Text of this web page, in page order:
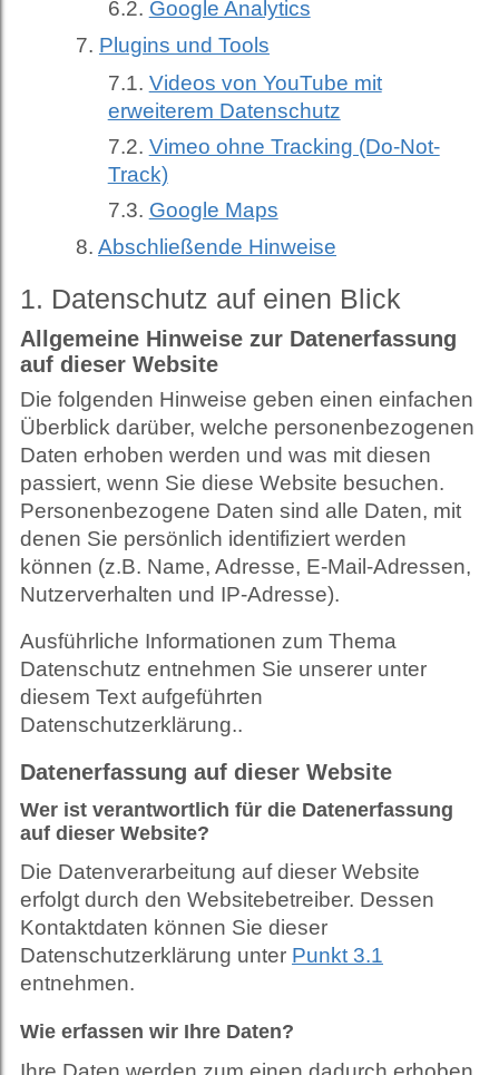
Google Analytics
Plugins und Tools
Videos von YouTube mit
erweiterem Datenschutz
Vimeo ohne Tracking (Do-Not-
Track)
Google Maps
Abschließende Hinweise
1. Datenschutz auf einen Blick
Allgemeine Hinweise zur Datenerfassung
auf dieser Website
Die folgenden Hinweise geben einen einfachen
Überblick darüber, welche personenbezogenen
Daten erhoben werden und was mit diesen
passiert, wenn Sie diese Website besuchen.
Personenbezogene Daten sind alle Daten, mit
denen Sie persönlich identifiziert werden
können (z.B. Name, Adresse, E-Mail-Adressen,
Nutzerverhalten und IP-Adresse).
Ausführliche Informationen zum Thema
Datenschutz entnehmen Sie unserer unter
diesem Text aufgeführten
Datenschutzerklärung..
Datenerfassung auf dieser Website
Wer ist verantwortlich für die Datenerfassung
auf dieser Website?
Die Datenverarbeitung auf dieser Website
erfolgt durch den Websitebetreiber. Dessen
Kontaktdaten können Sie dieser
Datenschutzerklärung unter Punkt 3.1
entnehmen.
Wie erfassen wir Ihre Daten?